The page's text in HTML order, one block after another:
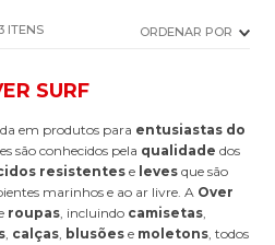
ORDENAR POR
SURF
em produtos para entusiastas do
são conhecidos pela qualidade dos
resistentes e leves que são
marinhos e ao ar livre. A Over
roupas, incluindo camisetas,
, calças, blusões e moletons, todos